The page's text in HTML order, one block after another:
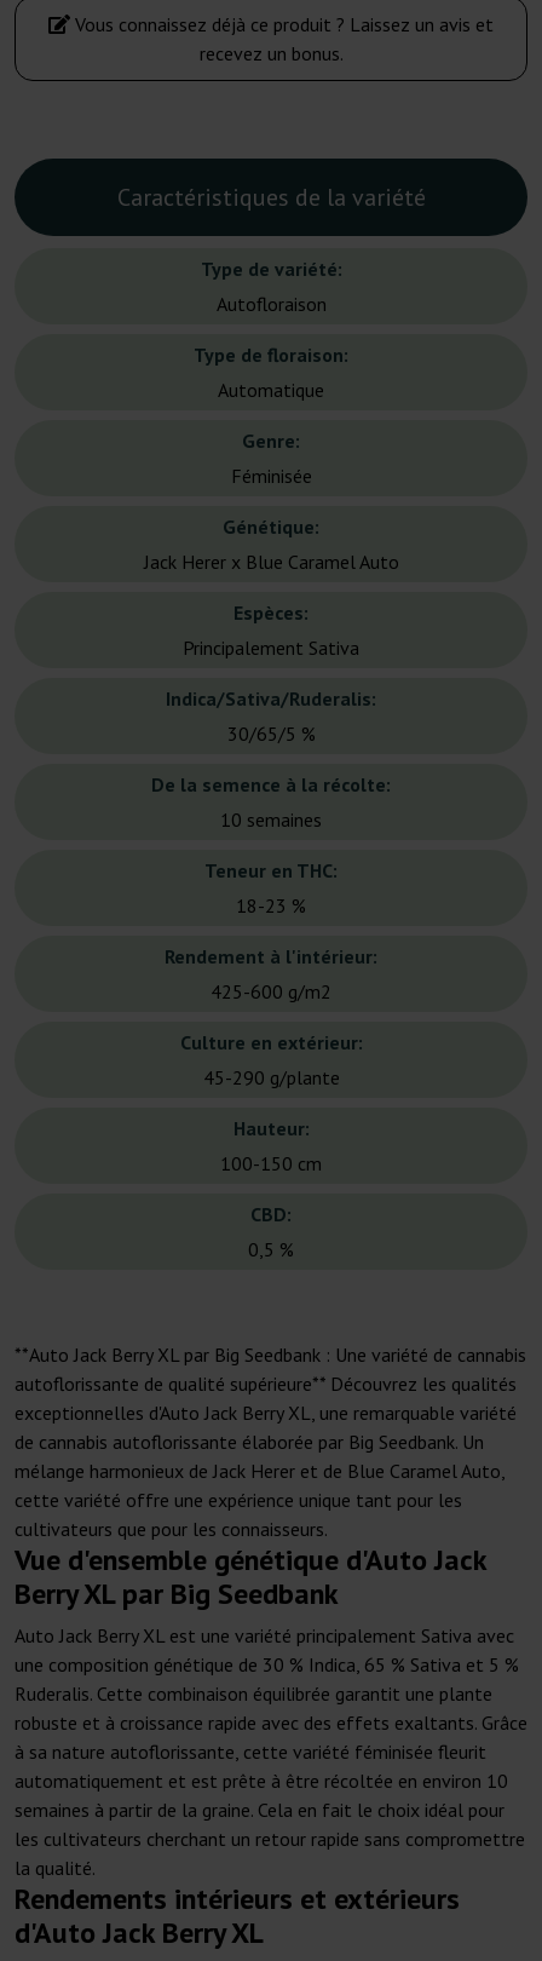
Vous connaissez déjà ce produit ? Laissez un avis et
recevez un bonus.
Caractéristiques de la variété
Type de variété:
Autofloraison
Type de floraison:
Automatique
Genre:
Féminisée
Génétique:
Jack Herer x Blue Caramel Auto
Espèces:
Principalement Sativa
Indica/Sativa/Ruderalis:
30/65/5 %
De la semence à la récolte:
10 semaines
Teneur en THC:
18-23 %
Rendement à l'intérieur:
425-600 g/m2
Culture en extérieur:
45-290 g/plante
Hauteur:
100-150 cm
CBD:
0,5 %
**Auto Jack Berry XL par Big Seedbank : Une variété de cannabis
autoflorissante de qualité supérieure** Découvrez les qualités
exceptionnelles d'Auto Jack Berry XL, une remarquable variété
de cannabis autoflorissante élaborée par Big Seedbank. Un
mélange harmonieux de Jack Herer et de Blue Caramel Auto,
cette variété offre une expérience unique tant pour les
cultivateurs que pour les connaisseurs.
Vue d'ensemble génétique d'Auto Jack
Berry XL par Big Seedbank
Auto Jack Berry XL est une variété principalement Sativa avec
une composition génétique de 30 % Indica, 65 % Sativa et 5 %
Ruderalis. Cette combinaison équilibrée garantit une plante
robuste et à croissance rapide avec des effets exaltants. Grâce
à sa nature autoflorissante, cette variété féminisée fleurit
automatiquement et est prête à être récoltée en environ 10
semaines à partir de la graine. Cela en fait le choix idéal pour
les cultivateurs cherchant un retour rapide sans compromettre
la qualité.
Rendements intérieurs et extérieurs
d'Auto Jack Berry XL